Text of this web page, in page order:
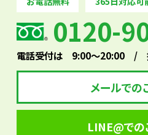
0120-
電話受付は 9:00～20:00 / 携
メールでの
LINE@で